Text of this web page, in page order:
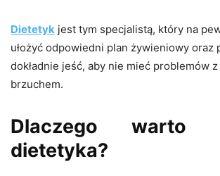
Dietetyk jest tym specjalistą, który na
ułożyć odpowiedni plan żywieniowy oraz
dokładnie jeść, aby nie mieć problemów
brzuchem.
Dlaczego
dietetyka?